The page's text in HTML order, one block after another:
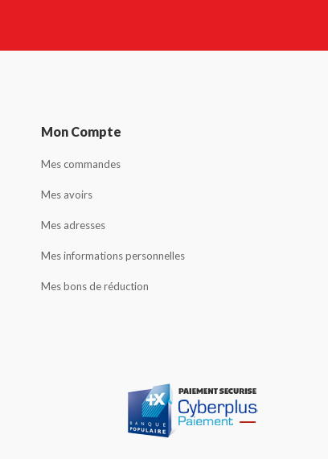
Mon Compte
Mes commandes
Mes avoirs
Mes adresses
Mes informations personnelles
Mes bons de réduction